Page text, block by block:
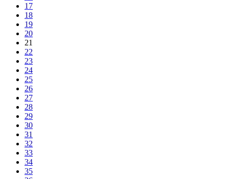
17
18
19
20
21
22
23
24
25
26
27
28
29
30
31
32
33
34
35